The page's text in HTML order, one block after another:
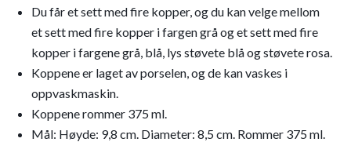
Du får et sett med fire kopper, og du kan velge mellom
et sett med fire kopper i fargen grå og et sett med fire
kopper i fargene grå, blå, lys støvete blå og støvete rosa.
Koppene er laget av porselen, og de kan vaskes i
oppvaskmaskin.
Koppene rommer 375 ml.
Mål: Høyde: 9,8 cm. Diameter: 8,5 cm. Rommer 375 ml.